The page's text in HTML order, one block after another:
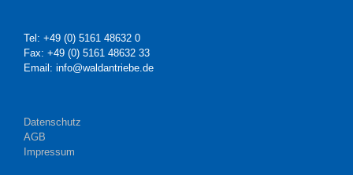
Tel: +49 (0) 5161 48632 0
Fax: +49 (0) 5161 48632 33
Email: info@waldantriebe.de
Datenschutz
AGB
Impressum